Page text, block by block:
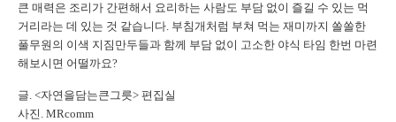
큰 매력은 조리가 간편해서 요리하는 사람도 부담 없이 즐길 수 있는 먹
거리라는 데 있는 것 같습니다. 부침개처럼 부쳐 먹는 재미까지 쏠쏠한
풀무원의 이색 지짐만두들과 함께 부담 없이 고소한 야식 타임 한번 마련
해보시면 어떨까요?
글. <자연을담는큰그릇> 편집실
사진. MRcomm